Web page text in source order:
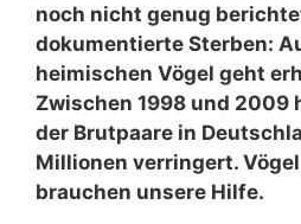
noch nicht genug
dokumentierte Sterben:
heimischen Vögel geht
Zwischen 1998 und 2009
der Brutpaare in
Millionen verringert.
brauchen unsere Hilfe.